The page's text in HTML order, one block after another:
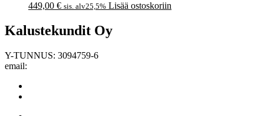
449,00 € sis. alv25,5% Lisää ostoskoriin
Kalustekundit Oy
Y-TUNNUS: 3094759-6
email: